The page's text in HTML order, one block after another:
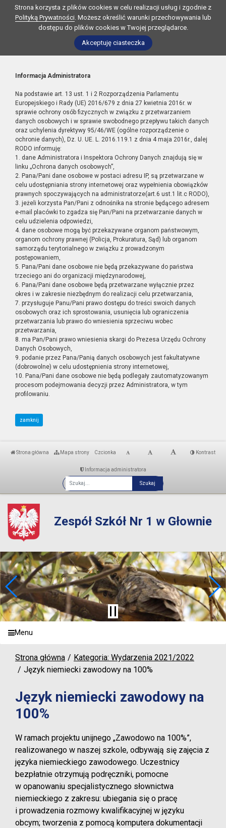
Strona korzysta z plików cookies w celu realizacji usług i zgodnie z
Polityką Prywatności. Możesz określić warunki przechowywania lub
dostępu do plików cookies w Twojej przeglądarce.
Akceptuję ciasteczka
Informacja Administratora
Na podstawie art. 13 ust. 1 i 2 Rozporządzenia Parlamentu
Europejskiego i Rady (UE) 2016/679 z dnia 27 kwietnia 2016r. w
sprawie ochrony osób fizycznych w związku z przetwarzaniem
danych osobowych i w sprawie swobodnego przepływu takich danych
oraz uchylenia dyrektywy 95/46/WE (ogólne rozporządzenie o
ochronie danych), Dz. U. UE. L. 2016.119.1 z dnia 4 maja 2016r., dalej
RODO informuję:
1. dane Administratora i Inspektora Ochrony Danych znajdują się w
linku „Ochrona danych osobowych”,
2. Pana/Pani dane osobowe w postaci adresu IP, są przetwarzane w
celu udostępniania strony internetowej oraz wypełnienia obowiązków
prawnych spoczywających na administratorze(art.6 ust.1 lit.c RODO),
3. jeżeli korzysta Pan/Pani z odnośnika na stronie będącego adresem
e-mail placówki to zgadza się Pan/Pani na przetwarzanie danych w
celu udzielenia odpowiedzi,
4. dane osobowe mogą być przekazywane organom państwowym,
organom ochrony prawnej (Policja, Prokuratura, Sąd) lub organom
samorządu terytorialnego w związku z prowadzonym
postępowaniem,
5. Pana/Pani dane osobowe nie będą przekazywane do państwa
trzeciego ani do organizacji międzynarodowej,
6. Pana/Pani dane osobowe będą przetwarzane wyłącznie przez
okres i w zakresie niezbędnym do realizacji celu przetwarzania,
7. przysługuje Panu/Pani prawo dostępu do treści swoich danych
osobowych oraz ich sprostowania, usunięcia lub ograniczenia
przetwarzania lub prawo do wniesienia sprzeciwu wobec
przetwarzania,
8. ma Pan/Pani prawo wniesienia skargi do Prezesa Urzędu Ochrony
Danych Osobowych,
9. podanie przez Pana/Panią danych osobowych jest fakultatywne
(dobrowolne) w celu udostępnienia strony internetowej,
10. Pana/Pani dane osobowe nie będą podlegały zautomatyzowanym
procesom podejmowania decyzji przez Administratora, w tym
profilowaniu.
zamknij
Strona główna Mapa strony Czcionka Kontrast
Informacja administratora
Fraza
Zespół Szkół Nr 1 w Głownie
Menu
Strona główna
Kategoria: Wydarzenia 2021/2022
Język niemiecki zawodowy na 100%
Język niemiecki zawodowy na
100%
W ramach projektu unijnego „Zawodowo na 100%”,
realizowanego w naszej szkole, odbywają się zajęcia z
języka niemieckiego zawodowego. Uczestnicy
bezpłatnie otrzymują podręczniki, pomocne
w opanowaniu specjalistycznego słownictwa
niemieckiego z zakresu: ubiegania się o pracę
i prowadzenia rozmowy kwalifikacyjnej w języku
obcym; tworzenia z pomocą komputera dokumentacji